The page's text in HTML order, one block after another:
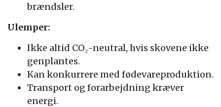
brændsler.
Ulemper:
Ikke altid CO₂-neutral, hvis skovene ikke
genplantes.
Kan konkurrere med fødevareproduktion.
Transport og forarbejdning kræver
energi.